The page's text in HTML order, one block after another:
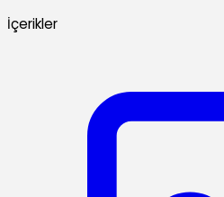
İçerikler